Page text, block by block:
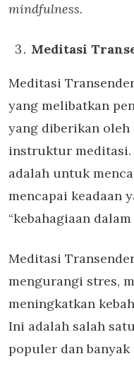
mindfulness.
Meditasi
Meditasi
yang melibatkan
yang diberikan
instruktur
adalah untuk
mencapai keadaan
“kebahagiaan
Meditasi
mengurangi stres,
meningkatkan
Ini adalah salah
populer dan